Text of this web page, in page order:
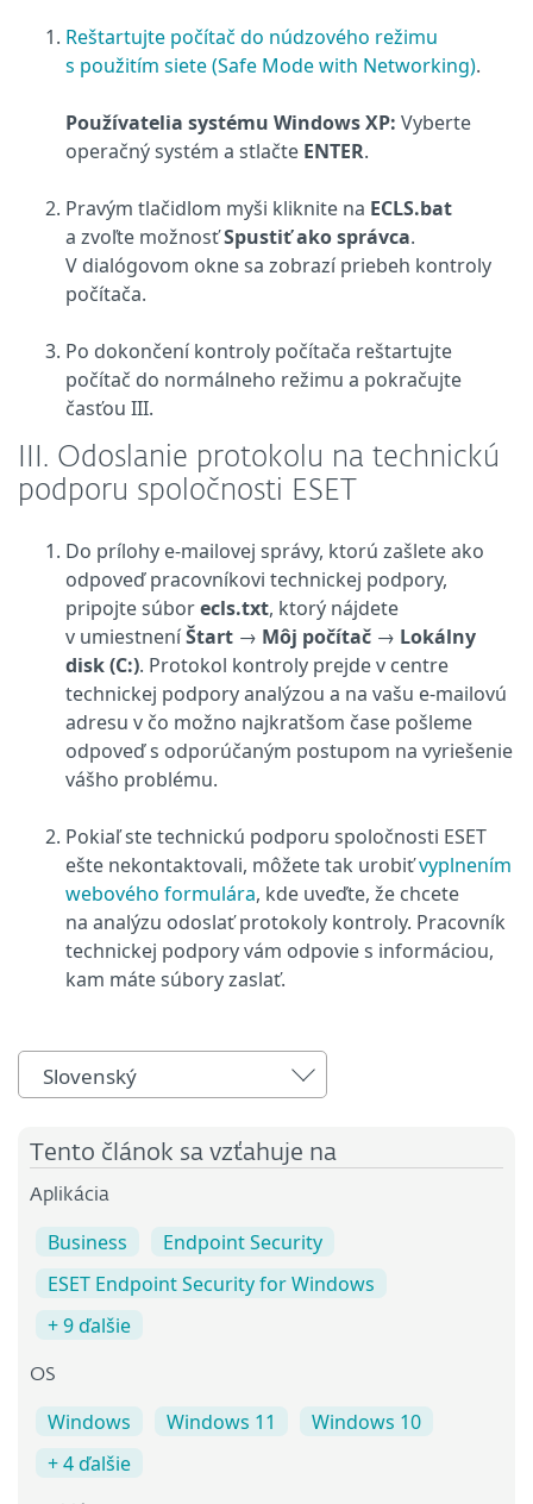
Reštartujte počítač do núdzového režimu
s použitím siete (Safe Mode with Networking).
Používatelia systému Windows XP: Vyberte
operačný systém a stlačte ENTER.
Pravým tlačidlom myši kliknite na ECLS.bat
a zvoľte možnosťSpustiť ako správca.
V dialógovom okne sa zobrazí priebeh kontroly
počítača.
Po dokončení kontroly počítača reštartujte
počítač do normálneho režimu a pokračujte
časťou III.
III. Odoslanie protokolu na technickú
podporu spoločnosti ESET
Do prílohy e‑mailovej správy, ktorú zašlete ako
odpoveď pracovníkovi technickej podpory,
pripojte súborecls.txt, ktorý nájdete
v umiestneníŠtart → Môj počítač → Lokálny
disk (C:). Protokol kontroly prejde v centre
technickej podpory analýzou a na vašu e‑mailovú
adresu v čo možno najkratšom čase pošleme
odpoveď s odporúčaným postupom na vyriešenie
vášho problému.
Pokiaľ ste technickú podporu spoločnosti ESET
ešte nekontaktovali, môžete tak urobiťvyplnením
webového formulára, kde uveďte, že chcete
na analýzu odoslať protokoly kontroly. Pracovník
technickej podpory vám odpovie s informáciou,
kam máte súbory zaslať.
Slovenský
Tento článok sa vzťahuje na
Aplikácia
Business
Endpoint Security
ESET Endpoint Security for Windows
+ 9 ďalšie
OS
Windows Windows 11
Windows 10
+ 4 ďalšie